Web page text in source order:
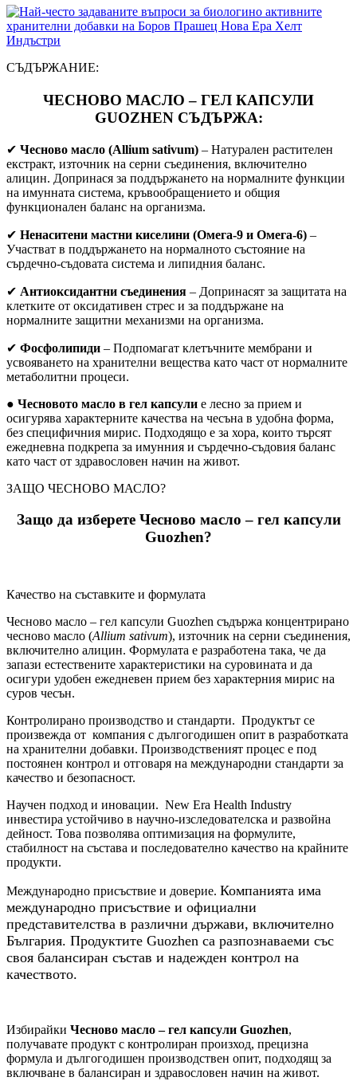
СЪДЪРЖАНИЕ:
ЧЕСНОВО МАСЛО – ГЕЛ КАПСУЛИ
GUOZHEN СЪДЪРЖА:
✔ Чесново масло (Allium sativum) – Натурален растителен
екстракт, източник на серни съединения, включително
алицин. Допринася за поддържането на нормалните функции
на имунната система, кръвообращението и общия
функционален баланс на организма.
✔ Ненаситени мастни киселини (Омега-9 и Омега-6) –
Участват в поддържането на нормалното състояние на
сърдечно-съдовата система и липидния баланс.
✔ Антиоксидантни съединения – Допринасят за защитата на
клетките от оксидативен стрес и за поддържане на
нормалните защитни механизми на организма.
✔ Фосфолипиди – Подпомагат клетъчните мембрани и
усвояването на хранителни вещества като част от нормалните
метаболитни процеси.
● Чесновото масло в гел капсули е лесно за прием и
осигурява характерните качества на чесъна в удобна форма,
без специфичния мирис. Подходящо е за хора, които търсят
ежедневна подкрепа за имунния и сърдечно-съдовия баланс
като част от здравословен начин на живот.
ЗАЩО ЧЕСНОВО МАСЛО?
Защо да изберете Чесново масло – гел капсули
Guozhen?
Качество на съставките и формулата
Чесново масло – гел капсули Guozhen съдържа концентрирано
чесново масло (Allium sativum), източник на серни съединения,
включително алицин. Формулата е разработена така, че да
запази естествените характеристики на суровината и да
осигури удобен ежедневен прием без характерния мирис на
суров чесън.
Контролирано производство и стандарти. Продуктът се
произвежда от компания с дългогодишен опит в разработката
на хранителни добавки. Производственият процес е под
постоянен контрол и отговаря на международни стандарти за
качество и безопасност.
Научен подход и иновации. New Era Health Industry
инвестира устойчиво в научно-изследователска и развойна
дейност. Това позволява оптимизация на формулите,
стабилност на състава и последователно качество на крайните
продукти.
Международно присъствие и доверие. Компанията има
международно присъствие и официални
представителства в различни държави, включително
България. Продуктите Guozhen са разпознаваеми със
своя балансиран състав и надежден контрол на
качеството.
Избирайки Чесново масло – гел капсули Guozhen,
получавате продукт с контролиран произход, прецизна
формула и дългогодишен производствен опит, подходящ за
включване в балансиран и здравословен начин на живот.